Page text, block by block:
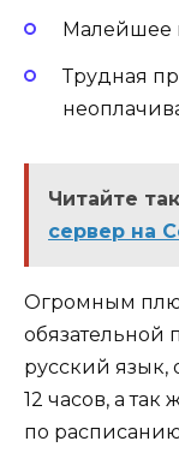
Малейшее
Трудная
Читайте
сервер на
Огромным
обязательной
русский язык,
12 часов, а
по